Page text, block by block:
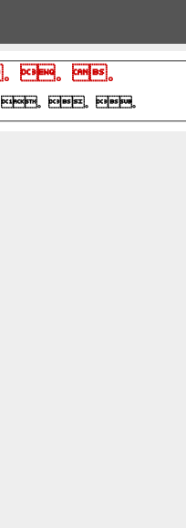
。。。
。。。。